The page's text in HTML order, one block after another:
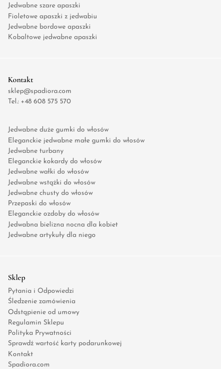
Jedwabne szare apaszki
Fioletowe apaszki z jedwabiu
Jedwabne bordowe apaszki
Kobaltowe jedwabne apaszki
Kontakt
sklep@spadiora.com
Tel.: +48 608 575 570
Jedwabne duże gumki do włosów
Eleganckie jedwabne małe gumki do włosów
Jedwabne turbany
Eleganckie kokardy do włosów
Jedwabne wałki do włosów
Jedwabne wstążki do włosów
Jedwabne chusty do włosów
Przepaski do włosów
Eleganckie ozdoby do włosów
Jedwabna bielizna nocna dla kobiet
Jedwabne artykuły dla niego
Sklep
Pytania i Odpowiedzi
Śledzenie zamówienia
Odstąpienie od umowy
Regulamin Sklepu
Polityka Prywatności
Sprawdź wartość karty podarunkowej
Kontakt
Spadiora.com